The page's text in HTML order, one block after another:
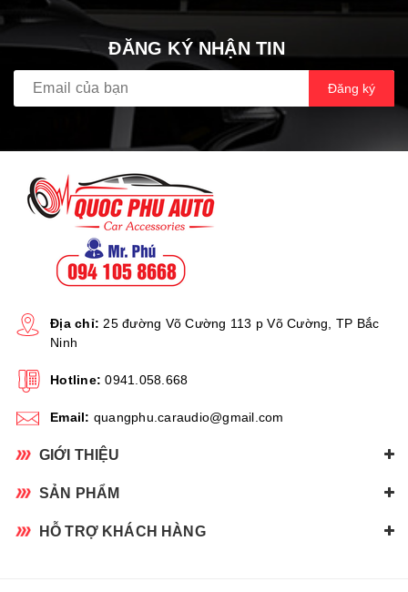
ĐĂNG KÝ NHẬN TIN
Đăng ký
Địa chỉ: 25 đường Võ Cường 113 p Võ Cường, TP Bắc
Ninh
Hotline: 0941.058.668
Email: quangphu.caraudio@gmail.com
GIỚI THIỆU
SẢN PHẨM
HỖ TRỢ KHÁCH HÀNG